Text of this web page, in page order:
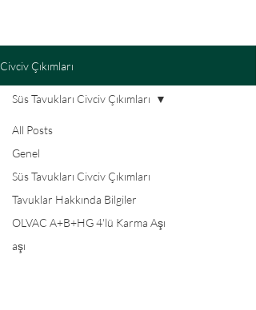
Civciv Çıkımları
All Posts
Genel
Süs Tavukları Civciv Çıkımları
Tavuklar Hakkında Bilgiler
OLVAC A+B+HG 4'lü Karma Aşı
aşı
Süs Tavukları Civciv Çıkımları